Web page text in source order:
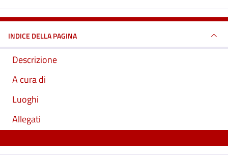
INDICE DELLA PAGINA
Descrizione
A cura di
Luoghi
Allegati